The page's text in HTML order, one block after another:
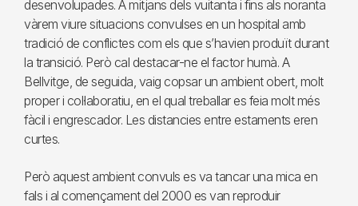
desenvolupades. A mitjans dels vuitanta i fins als noranta
vàrem viure situacions convulses en un hospital amb
tradició de conflictes com els que s’havien produït durant
la transició. Però cal destacar-ne el factor humà. A
Bellvitge, de seguida, vaig copsar un ambient obert, molt
proper i col·laboratiu, en el qual treballar es feia molt més
fàcil i engrescador. Les distancies entre estaments eren
curtes.
Però aquest ambient convuls es va tancar una mica en
fals i al començament del 2000 es van reproduir